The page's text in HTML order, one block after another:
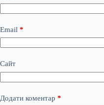
Email *
Сайт
Додати коментар *